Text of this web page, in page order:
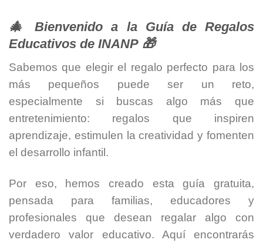
🎄Bienvenido a la Guía de Regalos
Educativos de INANP 🎁
Sabemos que elegir el regalo perfecto para los
más pequeños puede ser un reto,
especialmente si buscas algo más que
entretenimiento: regalos que inspiren
aprendizaje, estimulen la creatividad y fomenten
el desarrollo infantil.
Por eso, hemos creado esta guía gratuita,
pensada para familias, educadores y
profesionales que desean regalar algo con
verdadero valor educativo. Aquí encontrarás